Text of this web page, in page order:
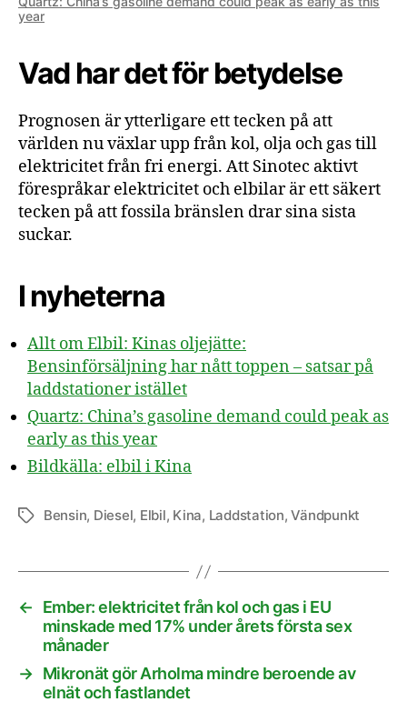
year
Vad har det för betydelse
Prognosen är ytterligare ett tecken på att
världen nu växlar upp från kol, olja och gas till
elektricitet från fri energi. Att Sinotec aktivt
förespråkar elektricitet och elbilar är ett säkert
tecken på att fossila bränslen drar sina sista
suckar.
I nyheterna
Allt om Elbil: Kinas oljejätte:
Bensinförsäljning har nått toppen – satsar på
laddstationer istället
Quartz: China’s gasoline demand could peak as
early as this year
Bildkälla: elbil i Kina
Etiketter
Bensin, Diesel, Elbil, Kina, Laddstation,Vändpunkt
←
Ember: elektricitet från kol och gas i EU
minskade med 17% under årets första sex
månader
→ Mikronät gör Arholma mindre beroende av
elnät och fastlandet